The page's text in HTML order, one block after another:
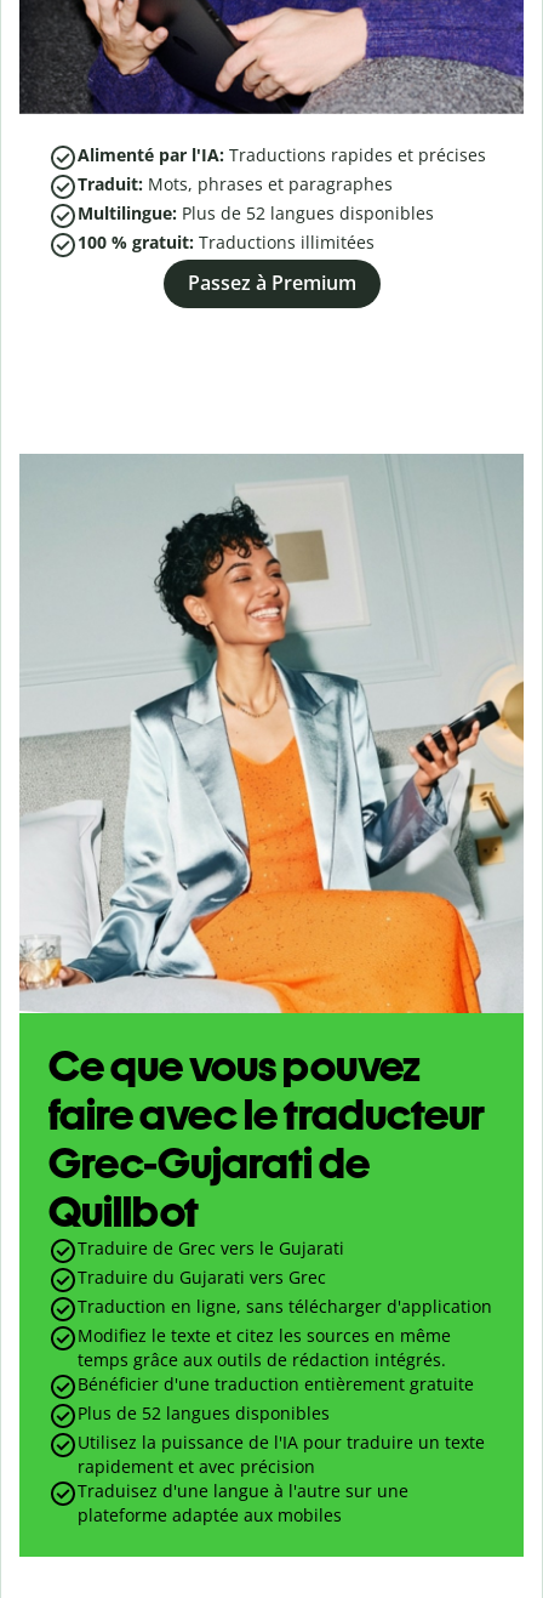
Alimenté par l'IA: Traductions rapides et précises
Traduit: Mots, phrases et paragraphes
Multilingue: Plus de 52 langues disponibles
100 % gratuit: Traductions illimitées
Passez à Premium
Ce que vous pouvez
faire avec le traducteur
Grec-Gujarati de
Quillbot
Traduire de Grec vers le Gujarati
Traduire du Gujarati vers Grec
Traduction en ligne, sans télécharger d'application
Modifiez le texte et citez les sources en même
temps grâce aux outils de rédaction intégrés.
Bénéficier d'une traduction entièrement gratuite
Plus de 52 langues disponibles
Utilisez la puissance de l'IA pour traduire un texte
rapidement et avec précision
Traduisez d'une langue à l'autre sur une
plateforme adaptée aux mobiles